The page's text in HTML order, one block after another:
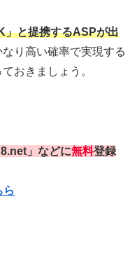
」と提携するASPが出
り高い確率で実現する
おきましょう。
」 などに無料登録
ら